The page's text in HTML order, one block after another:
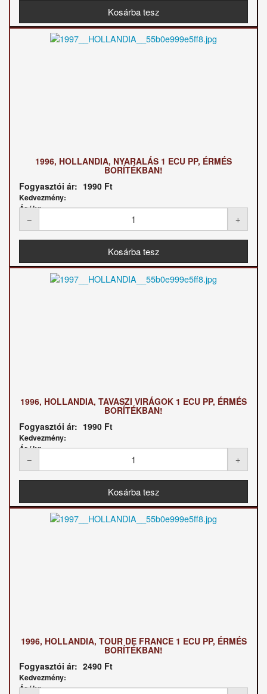
1996, HOLLANDIA, NYARALÁS 1 ECU PP, ÉRMÉS
BORÍTÉKBAN!
Fogyasztói ár: 1990 Ft
Kedvezmény:
Ár / kg:
1996, HOLLANDIA, TAVASZI VIRÁGOK 1 ECU PP, ÉRMÉS
BORÍTÉKBAN!
Fogyasztói ár: 1990 Ft
Kedvezmény:
Ár / kg:
1996, HOLLANDIA, TOUR DE FRANCE 1 ECU PP, ÉRMÉS
BORÍTÉKBAN!
Fogyasztói ár: 2490 Ft
Kedvezmény:
Ár / kg: